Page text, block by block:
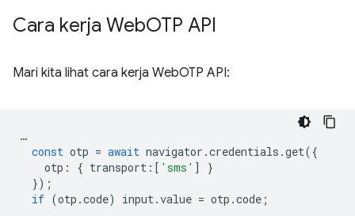
Cara kerja WebOTP API
Mari kita lihat cara kerja WebOTP API:
…
const otp = await navigator .credentials .get({
otp : { transport : [ 'sms' ]
}
});
if (otp .code) input .value = otp .code ;